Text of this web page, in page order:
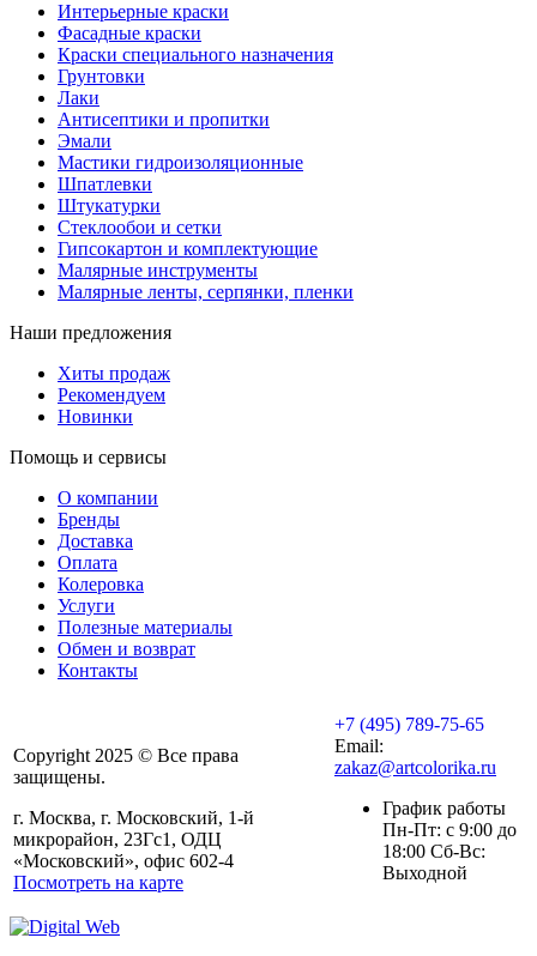
Интерьерные краски
Фасадные краски
Краски специального назначения
Грунтовки
Лаки
Антисептики и пропитки
Эмали
Мастики гидроизоляционные
Шпатлевки
Штукатурки
Стеклообои и сетки
Гипсокартон и комплектующие
Малярные инструменты
Малярные ленты, серпянки, пленки
Наши предложения
Хиты продаж
Рекомендуем
Новинки
Помощь и сервисы
О компании
Бренды
Доставка
Оплата
Колеровка
Услуги
Полезные материалы
Обмен и возврат
Контакты
Copyright 2025 © Все права
защищены.
г. Москва, г. Московский, 1-й
микрорайон, 23Гс1, ОДЦ
«Московский», офис 602-4
Посмотреть на карте
+7 (495) 789-75-65
Email:
zakaz@artcolorika.ru
График работы
Пн-Пт: с 9:00 до
18:00 Сб-Вс:
Выходной